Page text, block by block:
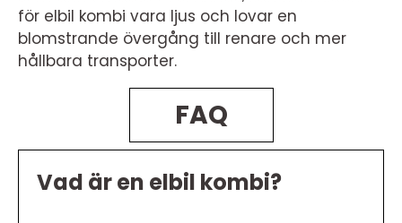
för elbil kombi vara ljus och lovar en
blomstrande övergång till renare och mer
hållbara transporter.
FAQ
Vad är en elbil kombi?